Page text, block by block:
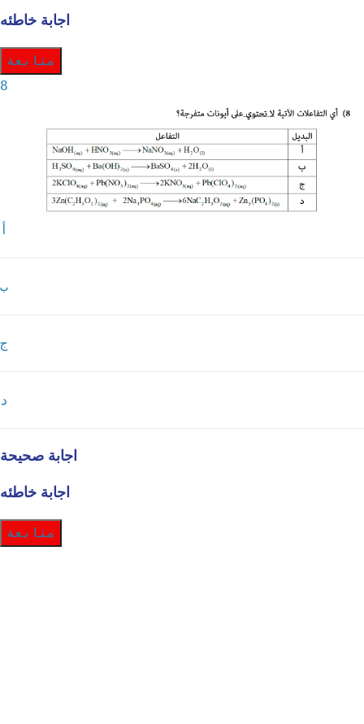
اجابة خاطئه
متابعة
8
أ
ب
ج
د
اجابة صحيحة
اجابة خاطئه
متابعة